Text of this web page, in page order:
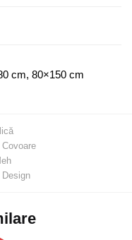
cm, 80×150 cm
Covoare